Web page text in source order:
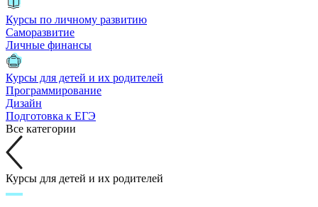
Курсы по личному развитию
Саморазвитие
Личные финансы
Курсы для детей и их родителей
Программирование
Дизайн
Подготовка к ЕГЭ
Все категории
Курсы для детей и их родителей